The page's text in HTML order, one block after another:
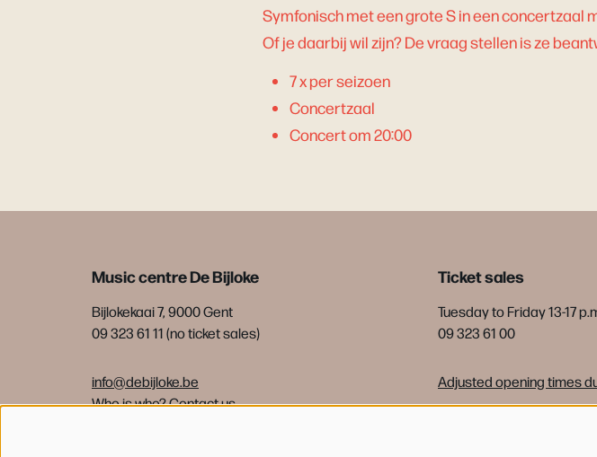
Symfonisch met een grote S in een concertzaal
Of je daarbij wil zijn? De vraag stellen is ze
7 x per seizoen
Concertzaal
Concert om 20:00
Music centre De Bijloke
Bijlokekaai 7, 9000 Gent
09 323 61 11 (no ticket sales)
info@debijloke.be
Who is who?Contact us
Ticket sales
Tuesday to Friday 13-17
09 323 61 00
Adjusted opening times